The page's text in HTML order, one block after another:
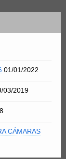
01/01/2022
03/2019
CÁMARAS